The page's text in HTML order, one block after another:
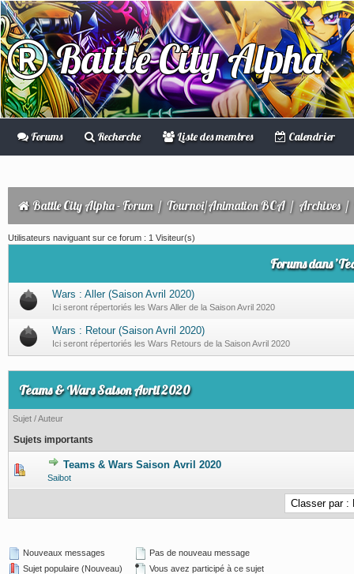
Battle City Alpha
Forums Recherche Liste des membres Calendrier
Battle City Alpha - Forum/ Tournoi/Animation BCA/ Archives/
Utilisateurs naviguant sur ce forum : 1 Visiteur(s)
Forums dans
Wars : Aller (Saison Avril 2020)
Ici seront répertoriés les Wars Aller de la Saison Avril 2020
Wars : Retour (Saison Avril 2020)
Ici seront répertoriés les Wars Retours de la Saison Avril 2020
Teams & Wars Saison Avril 2020
Sujet /Auteur
Sujets importants
Teams & Wars Saison Avril 2020
Saibot
1 Votes - 5 sur 5 en moyenne
12345
Nouveaux messages
Sujet populaire (Nouveau)
Pas de nouveau message
Vous avez participé à ce sujet